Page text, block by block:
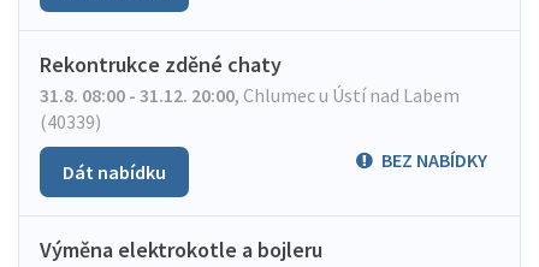
Rekontrukce zděné chaty
31.8. 08:00 - 31.12. 20:00, Chlumec u Ústí nad Labem
(40339)
BEZ NABÍDKY
Dát nabídku
Výměna elektrokotle a bojleru